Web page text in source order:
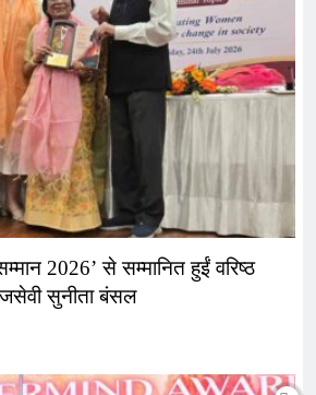
2026’ से सम्मानित हुईं वरिष्ठ
सुनीता बंसल